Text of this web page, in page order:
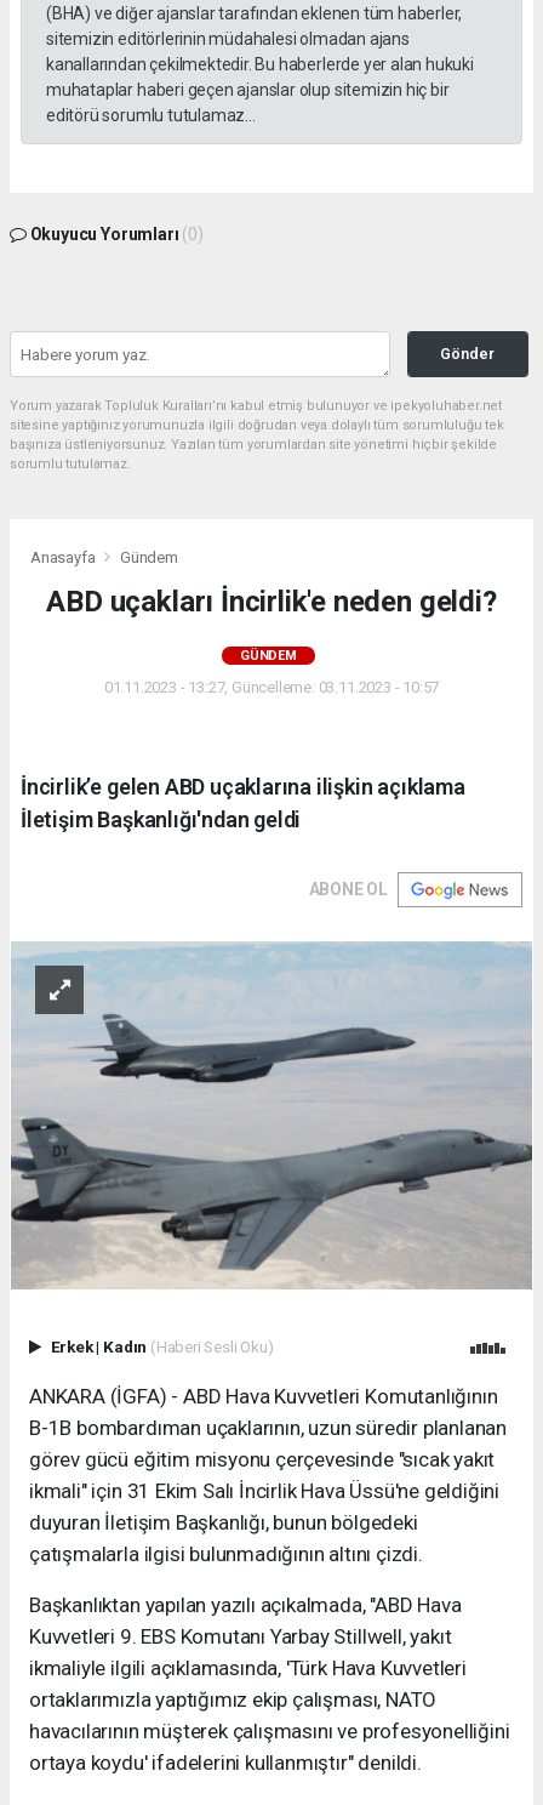
(BHA) ve diğer ajanslar tarafından eklenen tüm haberler,
sitemizin editörlerinin müdahalesi olmadan ajans
kanallarından çekilmektedir. Bu haberlerde yer alan hukuki
muhataplar haberi geçen ajanslar olup sitemizin hiç bir
editörü sorumlu tutulamaz...
Okuyucu Yorumları (0)
Gönder
Yorum yazarak Topluluk Kuralları’nı kabul etmiş bulunuyor ve ipekyoluhaber.net
sitesine yaptığınız yorumunuzla ilgili doğrudan veya dolaylı tüm sorumluluğu tek
başınıza üstleniyorsunuz. Yazılan tüm yorumlardan site yönetimi hiçbir şekilde
sorumlu tutulamaz.
Anasayfa Gündem
ABD uçakları İncirlik'e neden geldi?
GÜNDEM
01.11.2023 - 13:27, Güncelleme: 03.11.2023 - 10:57
İncirlik’e gelen ABD uçaklarına ilişkin açıklama
İletişim Başkanlığı'ndan geldi
ABONE OL
Erkek| Kadın (Haberi Sesli Oku)
ANKARA (İGFA) - ABD Hava Kuvvetleri Komutanlığının
B-1B bombardıman uçaklarının, uzun süredir planlanan
görev gücü eğitim misyonu çerçevesinde "sıcak yakıt
ikmali" için 31 Ekim Salı İncirlik Hava Üssü'ne geldiğini
duyuran İletişim Başkanlığı, bunun bölgedeki
çatışmalarla ilgisi bulunmadığının altını çizdi.
Başkanlıktan yapılan yazılı açıkalmada, "ABD Hava
Kuvvetleri 9. EBS Komutanı Yarbay Stillwell, yakıt
ikmaliyle ilgili açıklamasında, 'Türk Hava Kuvvetleri
ortaklarımızla yaptığımız ekip çalışması, NATO
havacılarının müşterek çalışmasını ve profesyonelliğini
ortaya koydu' ifadelerini kullanmıştır" denildi.